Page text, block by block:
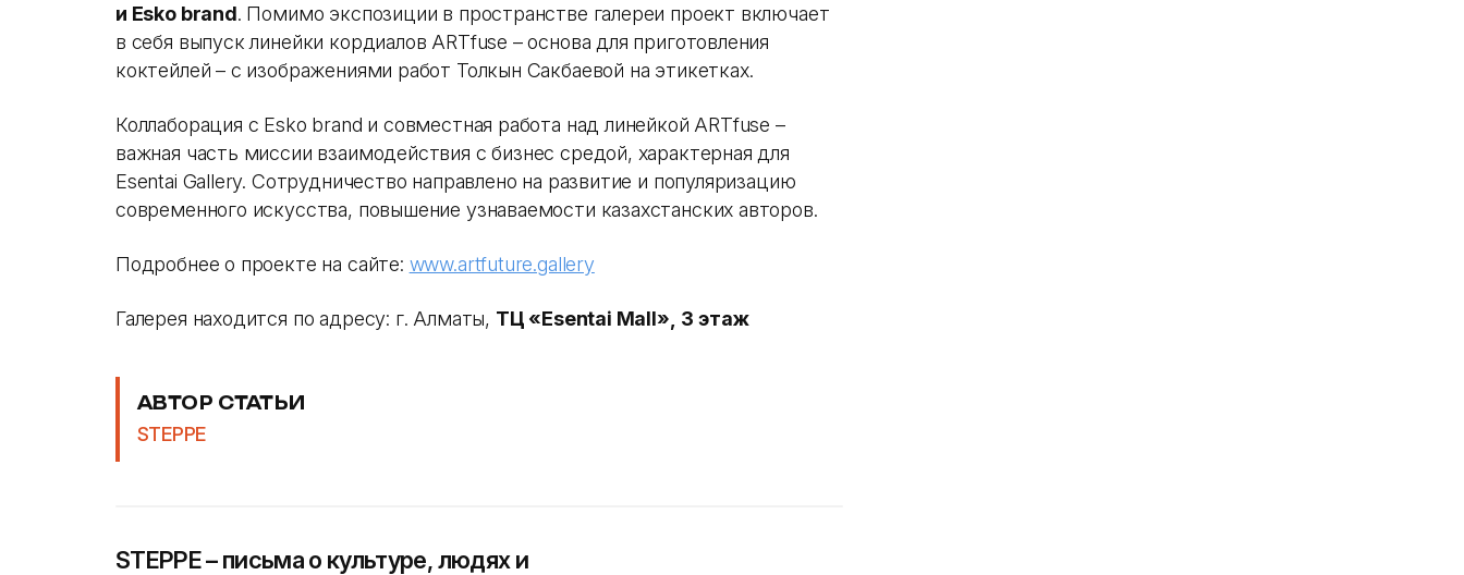
и Esko brand. Помимо экспозиции в пространстве галереи проект включает
в себя выпуск линейки кордиалов ARTfuse – основа для приготовления
коктейлей – с изображениями работ Толкын Сакбаевой на этикетках.
Коллаборация с Esko brand и совместная работа над линейкой ARTfuse –
важная часть миссии взаимодействия с бизнес средой, характерная для
Esentai Gallery. Сотрудничество направлено на развитие и популяризацию
современного искусства, повышение узнаваемости казахстанских авторов.
Подробнее о проекте на сайте: www.artfuture.gallery
Галерея находится по адресу: г. Алматы, ТЦ «Esentai Mall», 3 этаж
АВТОР СТАТЬИ
STEPPE
STEPPE – письма о культуре, людях и